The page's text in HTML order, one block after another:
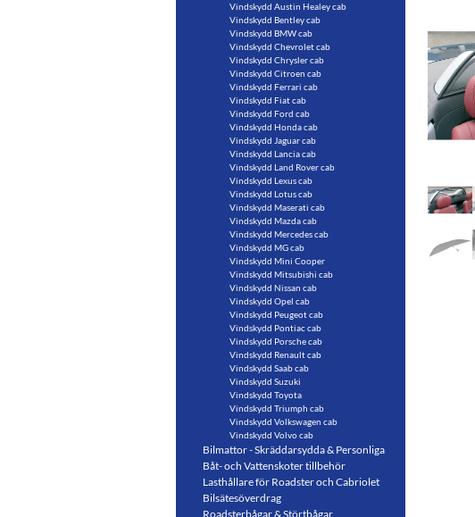
Vindskydd Austin Healey cab
Vindskydd Bentley cab
Vindskydd BMW cab
Vindskydd Chevrolet cab
Vindskydd Chrysler cab
Vindskydd Citroen cab
Vindskydd Ferrari cab
Vindskydd Fiat cab
Vindskydd Ford cab
Vindskydd Honda cab
Vindskydd Jaguar cab
Vindskydd Lancia cab
Vindskydd Land Rover cab
Vindskydd Lexus cab
Vindskydd Lotus cab
Vindskydd Maserati cab
Vindskydd Mazda cab
Vindskydd Mercedes cab
Vindskydd MG cab
Vindskydd Mini Cooper
Vindskydd Mitsubishi cab
Vindskydd Nissan cab
Vindskydd Opel cab
Vindskydd Peugeot cab
Vindskydd Pontiac cab
Vindskydd Porsche cab
Vindskydd Renault cab
Vindskydd Saab cab
Vindskydd Suzuki
Vindskydd Toyota
Vindskydd Triumph cab
Vindskydd Volkswagen cab
Vindskydd Volvo cab
Bilmattor - Skräddarsydda & Personliga
Båt- och Vattenskoter tillbehör
Lasthållare för Roadster och Cabriolet
Bilsätesöverdrag
Roadsterbågar & Störtbågar